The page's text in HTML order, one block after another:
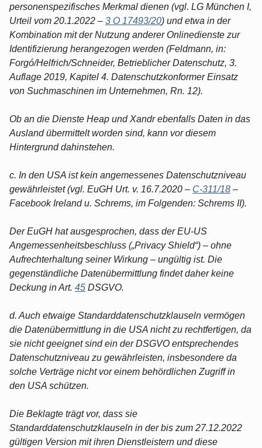
personenspezifisches Merkmal dienen (vgl. LG München I,
Urteil vom 20.1.2022 – 3 O 17493/20) und etwa in der
Kombination mit der Nutzung anderer Onlinedienste zur
Identifizierung herangezogen werden (Feldmann, in:
Forgó/Helfrich/Schneider, Betrieblicher Datenschutz, 3.
Auflage 2019, Kapitel 4. Datenschutzkonformer Einsatz
von Suchmaschinen im Unternehmen, Rn. 12).
Ob an die Dienste Heap und Xandr ebenfalls Daten in das
Ausland übermittelt worden sind, kann vor diesem
Hintergrund dahinstehen.
c. In den USA ist kein angemessenes Datenschutzniveau
gewährleistet (vgl. EuGH Urt. v. 16.7.2020 – C-311/18 –
Facebook Ireland u. Schrems, im Folgenden: Schrems II).
Der EuGH hat ausgesprochen, dass der EU-US
Angemessenheitsbeschluss („Privacy Shield“) – ohne
Aufrechterhaltung seiner Wirkung – ungültig ist. Die
gegenständliche Datenübermittlung findet daher keine
Deckung in Art. 45 DSGVO.
d. Auch etwaige Standarddatenschutzklauseln vermögen
die Datenübermittlung in die USA nicht zu rechtfertigen, da
sie nicht geeignet sind ein der DSGVO entsprechendes
Datenschutzniveau zu gewährleisten, insbesondere da
solche Verträge nicht vor einem behördlichen Zugriff in
den USA schützen.
Die Beklagte trägt vor, dass sie
Standarddatenschutzklauseln in der bis zum 27.12.2022
gültigen Version mit ihren Dienstleistern und diese